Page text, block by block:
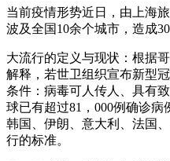
当前疫情形势近日，由上海
波及全国10余个城市，造成30
大流行的定义与现状：根据
解释，若世卫组织宣布新型
条件：病毒可人传人、具有
球已有超过81，000例确诊病
韩国、伊朗、意大利、法国
行的标准。